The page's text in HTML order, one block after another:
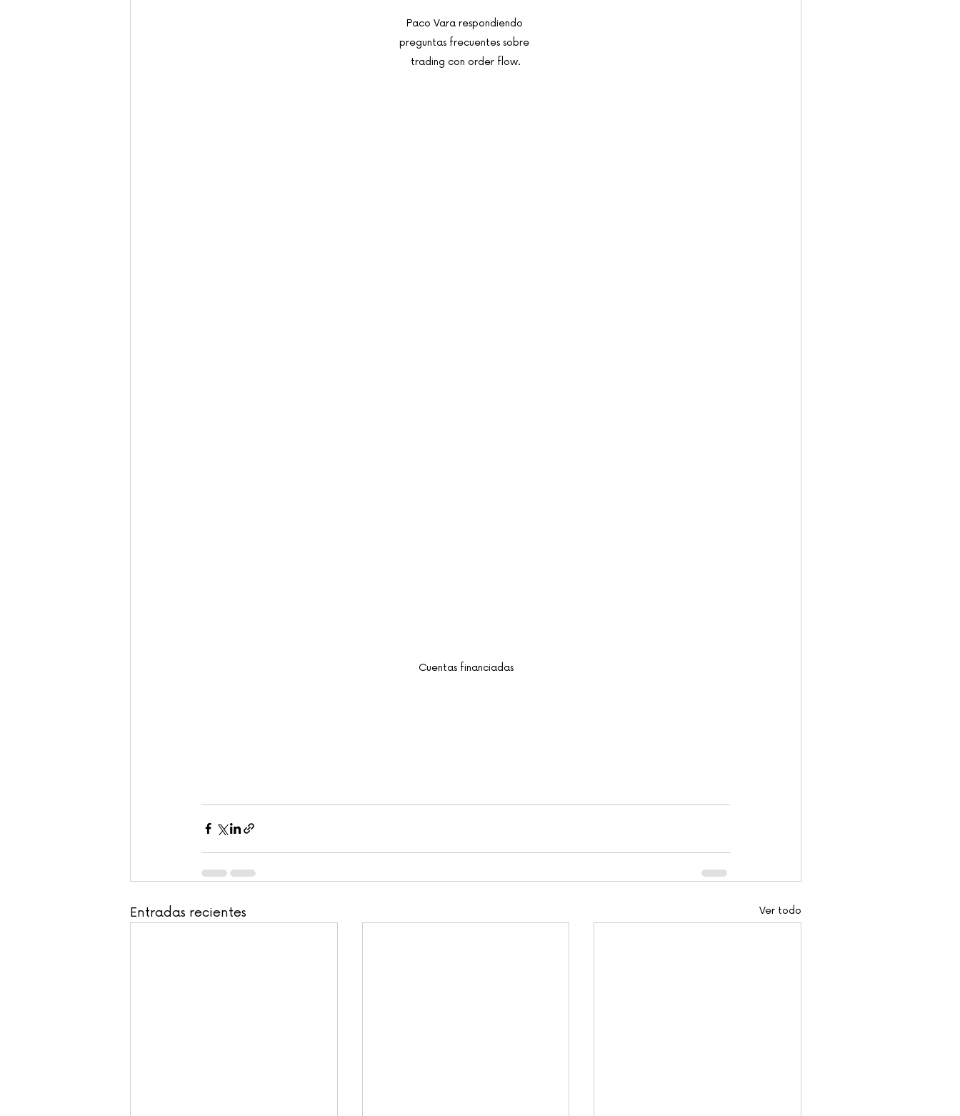
Paco Vara respondiendo
preguntas frecuentes sobre
trading con order flow.
Cuentas financiadas
Entradas recientes Ver todo